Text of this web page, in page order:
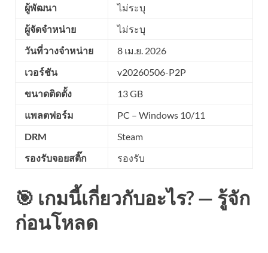
ผู้พัฒนา
ไม่ระบุ
ผู้จัดจำหน่าย
ไม่ระบุ
วันที่วางจำหน่าย
8 เม.ย. 2026
เวอร์ชัน
v20260506-P2P
ขนาดติดตั้ง
13 GB
แพลตฟอร์ม
PC – Windows 10/11
DRM
Steam
รองรับจอยสติ๊ก
รองรับ
🎯 เกมนี้เกี่ยวกับอะไร? — รู้จัก
ก่อนโหลด